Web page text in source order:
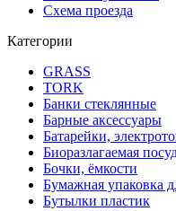
Схема проезда
Категории
GRASS
TORK
Банки стеклянные
Барные аксессуары
Батарейки,
Биоразлагаемая
Бочки, ёмкости
Бумажная упаковка
Бутылки пластик